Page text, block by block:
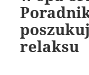
relaksu